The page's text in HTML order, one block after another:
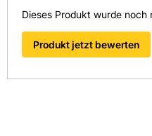
Dieses Produkt wurde noch
Produkt jetzt bewerten